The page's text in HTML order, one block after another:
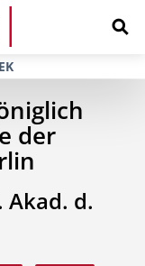
der
Akad. d.